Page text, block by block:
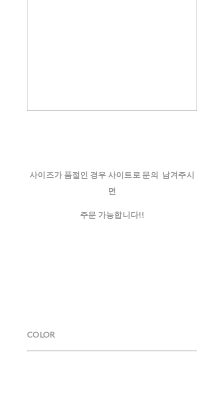
사이즈가 품절인 경우 사이트로 문의 남겨주시
면
주문 가능합니다!!
COLOR